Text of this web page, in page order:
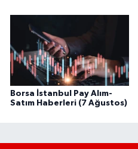
Borsa İstanbul Pay Alım-
Satım Haberleri (7 Ağustos)